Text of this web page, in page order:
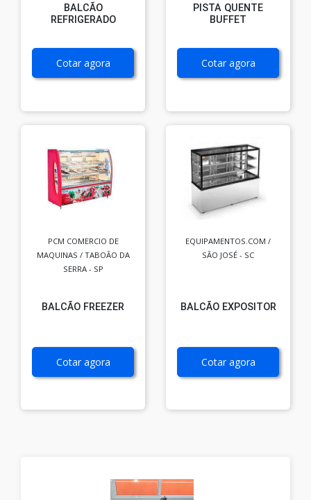
BALCÃO
REFRIGERADO
Cotar agora
PISTA QUENTE
BUFFET
Cotar agora
PCM COMERCIO DE
MAQUINAS / TABOÃO DA
SERRA - SP
BALCÃO FREEZER
Cotar agora
EQUIPAMENTOS.COM /
SÃO JOSÉ - SC
BALCÃO EXPOSITOR
Cotar agora